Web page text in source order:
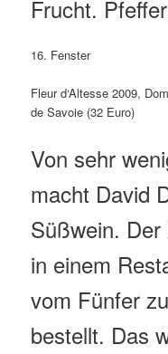
Frucht.
16. Fenster
Fleur d‘Altesse 2009,
de Savoie (32 Euro)
Von sehr
macht David
Süßwein.
in einem
vom Fünfer
bestellt. Das